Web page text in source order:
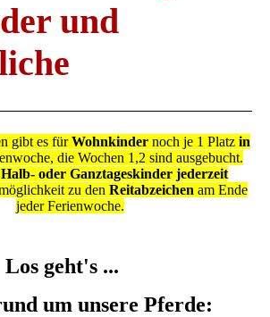
und
gibt es fürWohnkinder noch je 1 Platz in
die Wochen 1,2 sind ausgebucht.
Halb- oder Ganztageskinder jederzeit
zu den Reitabzeichen am Ende
jeder Ferienwoche.
Los geht's ...
um unsere Pferde: